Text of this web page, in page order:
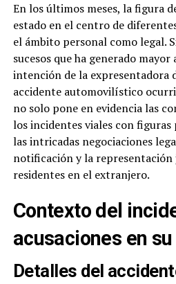
En los últimos meses, la figura
estado en el centro de
el ámbito personal como legal.
sucesos que ha generado
intención de la expresentadora
accidente automovilístico
no solo pone en evidencia las
los incidentes viales con
las intricadas negociaciones
notificación y la representación
residentes en el extranjero.
Contexto del
acusaciones en
Detalles del